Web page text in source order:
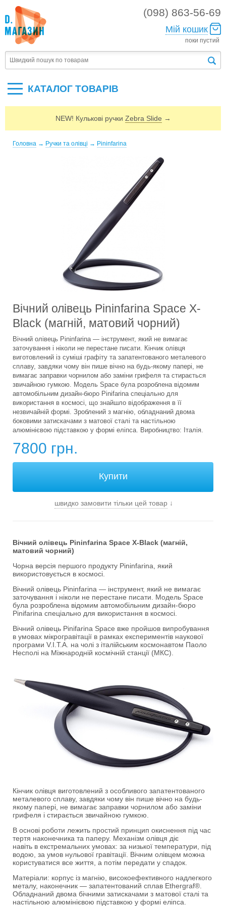
(098) 863-56-69
Мій кошик
поки пустий
КАТАЛОГ ТОВАРIВ
NEW! Кулькові ручки Zebra Slide →
Головна → Ручки та олівці → Pininfarina
Вічний олівець Pininfarina Space X-
Black (магній, матовий чорний)
Вічний олівець Pininfarina — інструмент, який не вимагає
заточування і ніколи не перестане писати. Кінчик олівця
виготовлений із суміші графіту та запатентованого металевого
сплаву, завдяки чому він пише вічно на будь-якому папері, не
вимагає заправки чорнилом або заміни грифеля та стирається
звичайною гумкою. Модель Space була розроблена відомим
автомобільним дизайн-бюро Pinifarina спеціально для
використання в космосі, що знайшло відображення в її
незвичайній формі. Зроблений з магнію, обладнаний двома
боковими затискачами з матової сталі та настільною
алюмінієвою підставкою у формі еліпса. Виробництво: Італія.
7800 грн.
швидко замовити тільки цей товар↓
Вічний олівець Pininfarina Space X-Black (магній,
матовий чорний)
Чорна версія першого продукту Pininfarina, який
використовується в космосі.
Вічний олівець Pininfarina — інструмент, який не вимагає
заточування і ніколи не перестане писати. Модель Space
була розроблена відомим автомобільним дизайн-бюро
Pinifarina спеціально для використання в космосі.
Вічний олівець Pinifarina Space вже пройшов випробування
в умовах мікрогравітації в рамках експериментів наукової
програми V.I.T.A. на чолі з італійським космонавтом Паоло
Несполі на Міжнародній космічній станції (МКС).
Кінчик олівця виготовлений з особливого запатентованого
металевого сплаву, завдяки чому він пише вічно на будь-
якому папері, не вимагає заправки чорнилом або заміни
грифеля і стирається звичайною гумкою.
В основі роботи лежить простий принцип окиснення під час
тертя наконечника та паперу. Механізм олівця діє
навіть в екстремальних умовах: за низької температури, під
водою, за умов нульової гравітації. Вічним олівцем можна
користуватися все життя, а потім передати у спадок.
Матеріали: корпус із магнію, високоефективного надлегкого
металу, наконечник — запатентований сплав Ethergraf®.
Обладнаний двома бічними затискачами з матової сталі та
настільною алюмінієвою підставкою у формі еліпса.